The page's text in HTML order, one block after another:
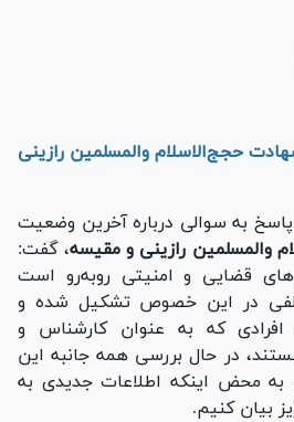
حجج‌الاسلام والمسلمین رازینی
به سوالی درباره آخرین وضعیت
والمسلمین رازینی و مقیسه، گفت:
قضایی و امنیتی رو‌به‌رو است
در این خصوص تشکیل شده و
که به عنوان کارشناس و
در حال بررسی همه جانبه این
به محض اینکه اطلاعات جدیدی به
بیان کنیم.